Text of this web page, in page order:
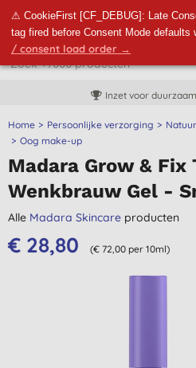
⚠ CookieFirst [CF_DEBUG]: Late
tag fired before Consent Mode defaults
/ consent load order →
Inzet voor
Home Persoonlijke verzorging
Oog make-up
Madara Grow & Fix
Wenkbrauw Gel -
Alle Madara Skincare producten
€ 28,80 (€ 72,00 per 10ml)